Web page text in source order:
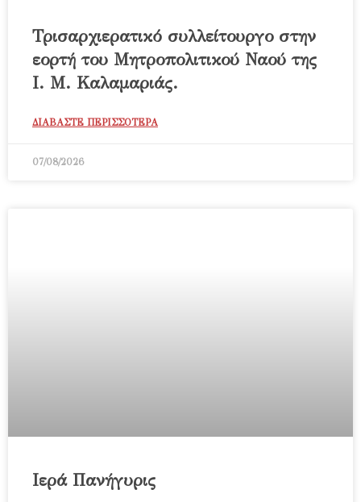
Τρισαρχιερατικό συλλείτουργο στην
εορτή του Μητροπολιτικού Ναού της
Ι. Μ. Καλαμαριάς.
ΔΙΑΒΑΣΤΕ ΠΕΡΙΣΣΟΤΕΡΑ
07/08/2026
Ιερά Πανήγυρις